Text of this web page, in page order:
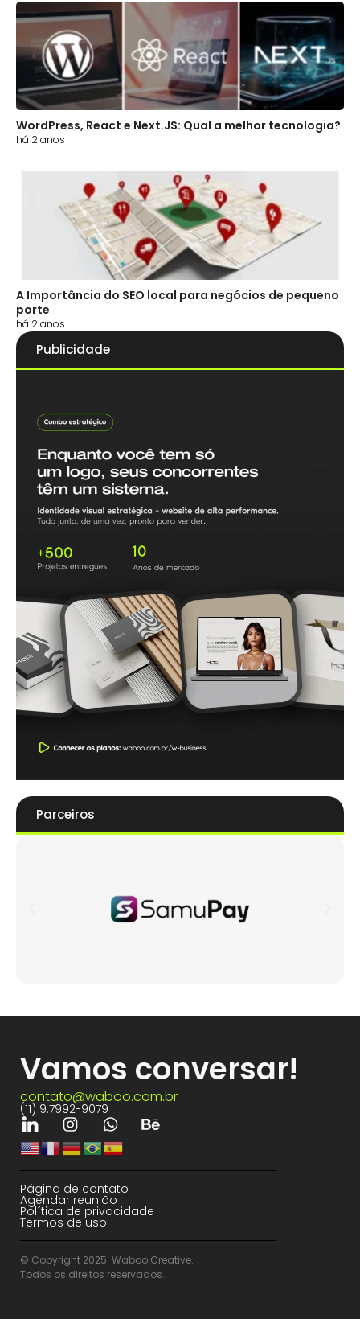
WordPress, React e Next.JS: Qual a melhor tecnologia?
há 2 anos
A Importância do SEO local para negócios de pequeno
porte
há 2 anos
Publicidade
Parceiros
Vamos conversar!
contato@waboo.com.br
(11) 9.7992-9079
Página de contato
Agendar reunião
Política de privacidade
Termos de uso
© Copyright 2025. Waboo Creative.
Todos os direitos reservados.